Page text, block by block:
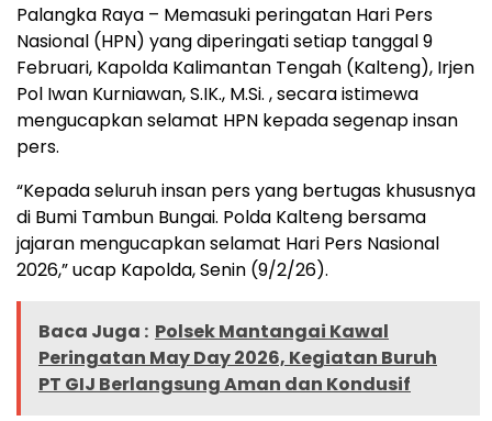
Palangka Raya – Memasuki peringatan Hari Pers
Nasional (HPN) yang diperingati setiap tanggal 9
Februari, Kapolda Kalimantan Tengah (Kalteng), Irjen
Pol Iwan Kurniawan, S.IK., M.Si. , secara istimewa
mengucapkan selamat HPN kepada segenap insan
pers.
“Kepada seluruh insan pers yang bertugas khususnya
di Bumi Tambun Bungai. Polda Kalteng bersama
jajaran mengucapkan selamat Hari Pers Nasional
2026,” ucap Kapolda, Senin (9/2/26).
Baca Juga : Polsek Mantangai Kawal
Peringatan May Day 2026, Kegiatan Buruh
PT GIJ Berlangsung Aman dan Kondusif